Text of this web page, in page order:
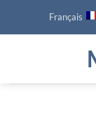
Français